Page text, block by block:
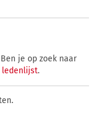
je op zoek naar
ledenlijst.